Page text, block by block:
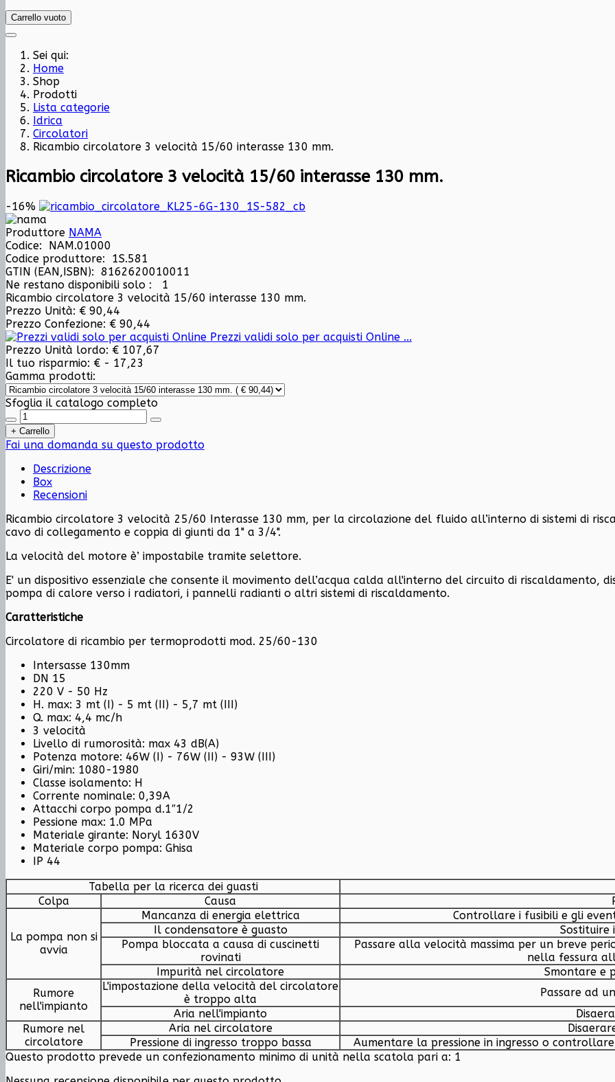
Carrello vuoto
Sei qui:
Home
Shop
Prodotti
Lista categorie
Idrica
Circolatori
Ricambio circolatore 3 velocità 15/60 interasse 130 mm.
Ricambio circolatore 3 velocità 15/60 interasse 130 mm.
-16%
Produttore NAMA
Codice: NAM.01000
Codice produttore: 1S.581
GTIN (EAN,ISBN): 8162620010011
Ne restano disponibili solo : 1
Ricambio circolatore 3 velocità 15/60 interasse 130 mm.
Prezzo Unità: € 90,44
Prezzo Confezione: € 90,44
Prezzi validi solo per acquisti Online ...
Prezzo Unità lordo: € 107,67
Il tuo risparmio: € - 17,23
Gamma prodotti:
Sfoglia il catalogo completo
Fai una domanda su questo prodotto
Descrizione
Box
Recensioni
Ricambio circolatore 3 velocità 25/60 Interasse 130 mm, per la circolazione del fluido all’interno di sistemi di
cavo di collegamento e coppia di giunti da 1" a 3/4".
La velocità del motore è’ impostabile tramite selettore.
E' un dispositivo essenziale che consente il movimento dell’acqua calda all'interno del circuito di
pompa di calore verso i radiatori, i pannelli radianti o altri sistemi di riscaldamento.
Caratteristiche
Circolatore di ricambio per termoprodotti mod. 25/60-130
Intersasse 130mm
DN 15
220 V - 50 Hz
H. max: 3 mt (I) - 5 mt (II) - 5,7 mt (III)
Q. max: 4,4 mc/h
3 velocità
Livello di rumorosità: max 43 dB(A)
Potenza motore: 46W (I) - 76W (II) - 93W (III)
Giri/min: 1080-1980
Classe isolamento: H
Corrente nominale: 0,39A
Attacchi corpo pompa d.1″1/2
Pessione max: 1.0 MPa
Materiale girante: Noryl 1630V
Materiale corpo pompa: Ghisa
IP 44
Tabella per la ricerca dei guasti
Colpa
Causa
La pompa non si
avvia
Mancanza di energia elettrica
Controllare i fusibili e gli
Il condensatore è guasto
Sostituire
Pompa bloccata a causa di cuscinetti
rovinati
Passare alla velocità massima per un breve
nella fessura
Impurità nel circolatore
Smontare e
Rumore
nell'impianto
L'impostazione della velocità del circolatore
è troppo alta
Passare ad
Aria nell'impianto
Rumore nel
circolatore
Aria nel circolatore
Pressione di ingresso troppo bassa
Aumentare la pressione in ingresso o
Questo prodotto prevede un confezionamento minimo di unità nella scatola pari a: 1